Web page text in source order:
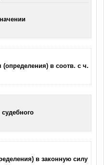
в соотв. с ч.
в законную силу